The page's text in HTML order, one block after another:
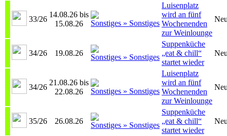
33/26
14.08.26 bis
15.08.26
Luisenplatz
wird an fünf
Wochenenden
zur Weinlounge
34/26 19.08.26
Suppenküche
„eat & chill“
startet wieder
34/26
21.08.26 bis
22.08.26
Luisenplatz
wird an fünf
Wochenenden
zur Weinlounge
35/26 26.08.26
Suppenküche
„eat & chill“
startet wieder